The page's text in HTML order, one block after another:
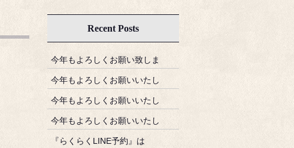
Recent Posts
今年もよろしくお願い致しま
今年もよろしくお願いいたし
今年もよろしくお願いいたし
今年もよろしくお願いいたし
『らくらくLINE予約』は